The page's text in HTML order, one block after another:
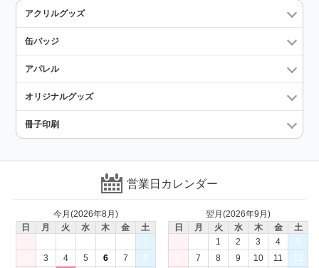
アクリルグッズ
缶バッジ
アパレル
オリジナルグッズ
冊子印刷
営業日カレンダー
今月(2026年8月)
日
月 火 水 木 金
土
1
3 4 5 6 7
8
翌月(2026年9月)
日
月 火 水 木 金
土
1
2 3 4
5
7 8 9 10 11
12